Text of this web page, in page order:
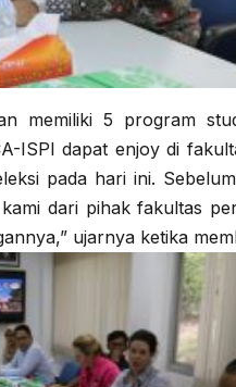
memiliki 5 program
ISPI dapat enjoy di
pada hari ini.
dari pihak fakultas
ujarnya ketika